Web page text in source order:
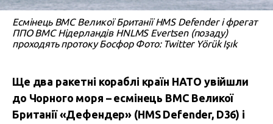
Есмінець ВМС Великої Британії HMS Defender і фрегат
ППО ВМС Нідерландів HNLMS Evertsen (позаду)
проходять протоку Босфор Фото: Twitter Yörük Işık
Ще два ракетні кораблі країн НАТО увійшли
до Чорного моря – есмінець ВМС Великої
Британії «Дефендер» (HMS Defender, D36) і